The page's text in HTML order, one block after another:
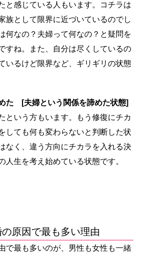
と感じている人もいます。コチラは
族として限界に近づいているのでし
何なの？夫婦って何なの？と疑問を
すね。また、自分は尽くしているの
いるけど限界など、ギリギリの状態
た [夫婦という関係を諦めた状態]
という方もいます。もう修復にチカ
しても何も変わらないと判断した状
なく、違う方向にチカラを入れる決
人生を考え始めている状態です。
原因で最も多い理由
で最も多いのが、男性も女性も一緒